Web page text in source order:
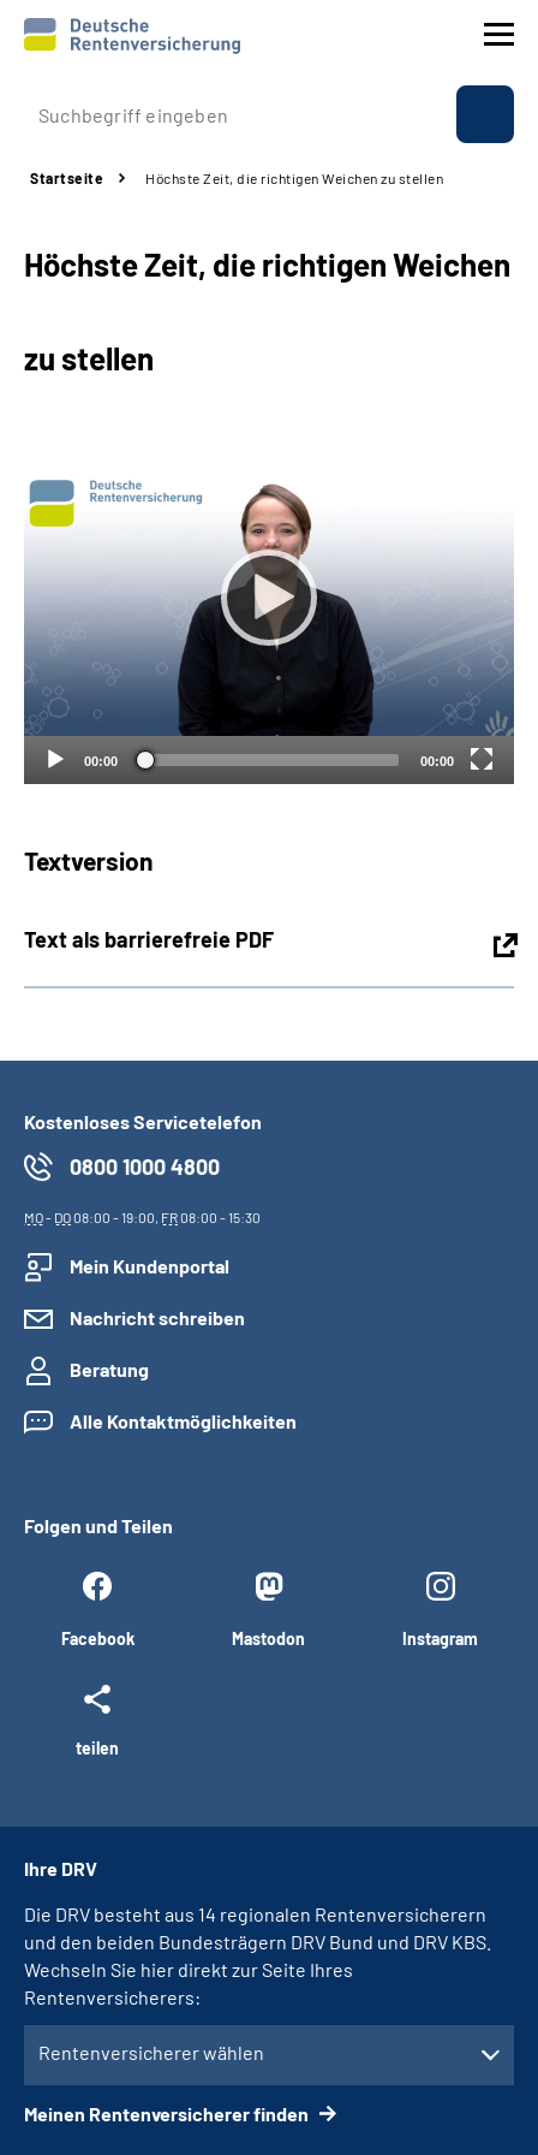
Prävention
Rente
Online-Services
Language
Inhalte in Gebärdensprache (DGS)
Leichte Sprache
Startseite Höchste Zeit, die richtigen Weichen zu stellen
Höchste Zeit, die richtigen Weichen
zu stellen
00:00 00:00
Textversion
Text als barrierefreie PDF
Kostenloses Servicetelefon
0800 1000 4800
MO- DO08:00 - 19:00, FR08:00 - 15:30
Mein Kundenportal
Nachricht schreiben
Beratung
Alle Kontaktmöglichkeiten
Folgen und Teilen
Facebook Mastodon Instagram
teilen
Ihre DRV
Die DRV besteht aus 14 regionalen Rentenversicherern
und den beiden Bundesträgern DRV Bund und DRV KBS.
Wechseln Sie hier direkt zur Seite Ihres
Rentenversicherers:
Rentenversicherer wählen
Meinen Rentenversicherer finden